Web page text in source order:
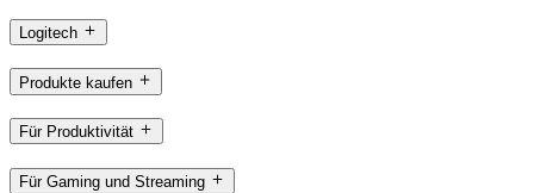
Logitech
Produkte kaufen
Für Produktivität
Für Gaming und Streaming